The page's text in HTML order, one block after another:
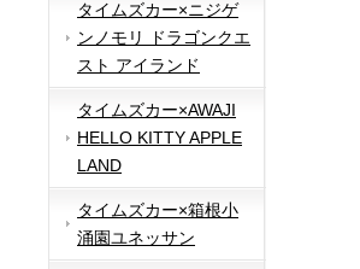
タイムズカー×ニジゲ
ンノモリ ドラゴンクエ
スト アイランド
タイムズカー×AWAJI
HELLO KITTY APPLE
LAND
タイムズカー×箱根小
涌園ユネッサン